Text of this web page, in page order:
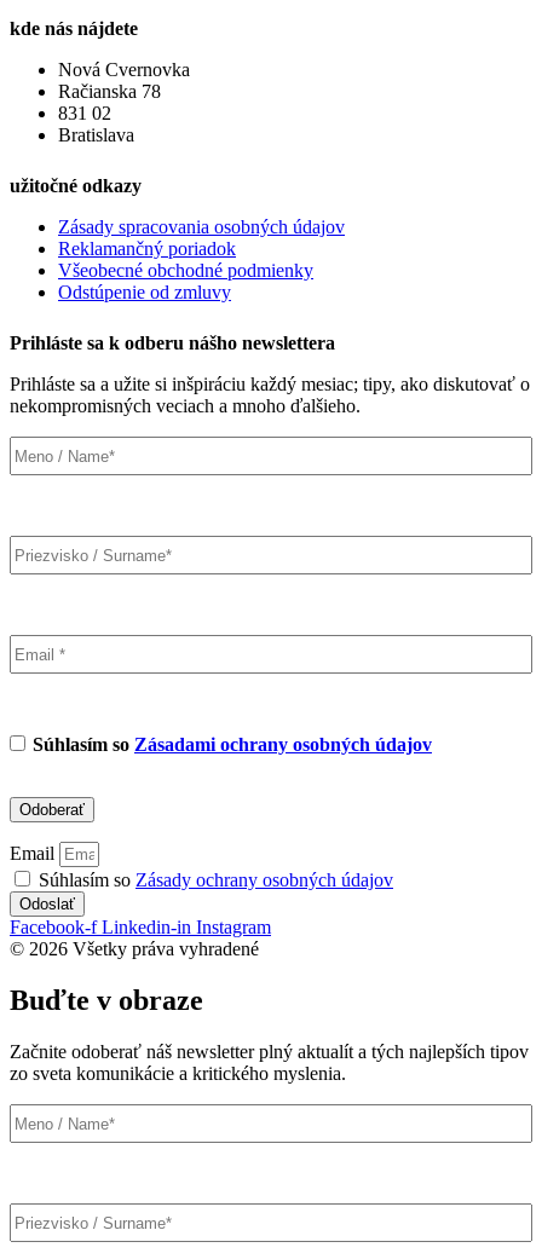
kde nás nájdete
Nová Cvernovka
Račianska 78
831 02
Bratislava
užitočné odkazy
Zásady spracovania osobných údajov
Reklamančný poriadok
Všeobecné obchodné podmienky
Odstúpenie od zmluvy
Prihláste sa k odberu nášho newslettera
Prihláste sa a užite si inšpiráciu každý mesiac; tipy, ako diskutovať o
nekompromisných veciach a mnoho ďalšieho.
Súhlasím so Zásadami ochrany osobných údajov
Email
Súhlasím so Zásady ochrany osobných údajov
Odoslať
Facebook-f Linkedin-in Instagram
© 2026 Všetky práva vyhradené
Buďte v obraze
Začnite odoberať náš newsletter plný aktualít a tých najlepších tipov
zo sveta komunikácie a kritického myslenia.